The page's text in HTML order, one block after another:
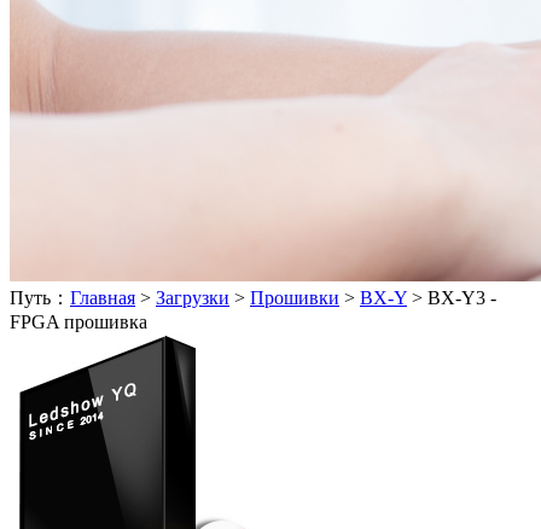
Путь： Главная > Загрузки > Прошивки > BX-Y > BX-Y3 -
FPGA прошивка